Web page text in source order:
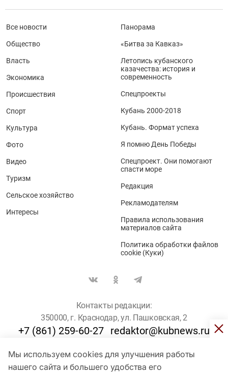
Мы используем cookies для улучшения работы
нашего сайта и большего удобства его
Все новости
Общество
Власть
Экономика
Происшествия
Спорт
Культура
Фото
Видео
Туризм
Сельское хозяйство
Интересы
Панорама
«Битва за Кавказ»
Летопись кубанского
казачества: история и
современность
Спецпроекты
Кубань 2000-2018
Кубань. Формат успеха
Я помню День Победы
Спецпроект. Они помогают
спасти море
Редакция
Рекламодателям
Правила использования
материалов сайта
Политика обработки файлов
cookie (Куки)
Контакты редакции:
350000, г. Краснодар, ул. Пашковская, 2
+7 (861) 259-60-27 redaktor@kubnews.ru
Для пользователей старше 16 лет